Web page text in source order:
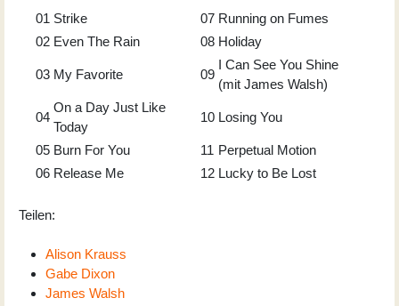
01 Strike 07 Running on Fumes
02 Even The Rain 08 Holiday
03 My Favorite 09
I Can See You Shine
(mit James Walsh)
04
On a Day Just Like
Today
10 Losing You
05 Burn For You 11 Perpetual Motion
06 Release Me 12 Lucky to Be Lost
Teilen:
Alison Krauss
Gabe Dixon
James Walsh